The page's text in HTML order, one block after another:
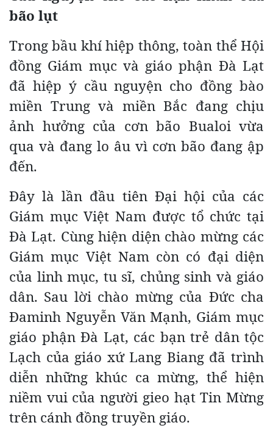
bão lụt
Trong bầu khí hiệp thông, toàn thể Hội
đồng Giám mục và giáo phận Đà Lạt
đã hiệp ý cầu nguyện cho đồng bào
miền Trung và miền Bắc đang chịu
ảnh hưởng của cơn bão Bualoi vừa
qua và đang lo âu vì cơn bão đang ập
đến.
Đây là lần đầu tiên Đại hội của các
Giám mục Việt Nam được tổ chức tại
Đà Lạt. Cùng hiện diện chào mừng các
Giám mục Việt Nam còn có đại diện
của linh mục, tu sĩ, chủng sinh và giáo
dân. Sau lời chào mừng của Đức cha
Đaminh Nguyễn Văn Mạnh, Giám mục
giáo phận Đà Lạt, các bạn trẻ dân tộc
Lạch của giáo xứ Lang Biang đã trình
diễn những khúc ca mừng, thể hiện
niềm vui của người gieo hạt Tin Mừng
trên cánh đồng truyền giáo.